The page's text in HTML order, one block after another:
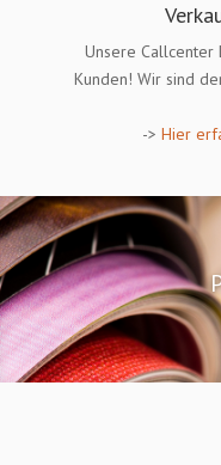
Unsere
Kunden! Wir sind
->Hier